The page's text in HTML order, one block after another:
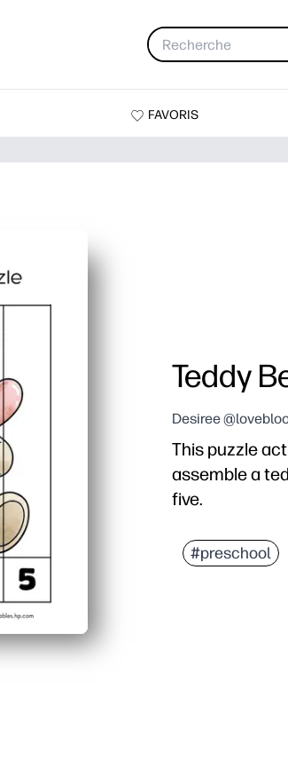
FAVORIS
Teddy
Desiree
This puzzle
assemble a
five.
#preschool